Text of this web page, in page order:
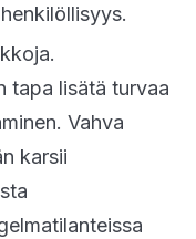
tapa lisätä turvaa
Vahva
karsii